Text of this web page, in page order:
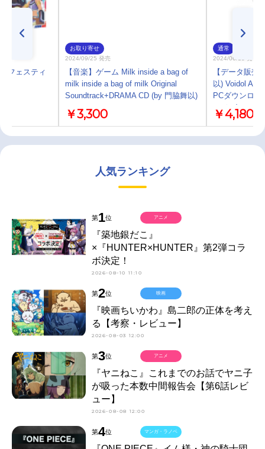
フェスティ
お取り寄せ
2024/09/25 発売
【音楽】ゲーム Milk inside a bag of
milk inside a bag of milk Original
Soundtrack+DRAMA CD (by 門脇舞以)
￥3,300
通常
2024/06/13 発売
【データ販売
以) Voidol AI
PCダウンロ
ロジー)
￥4,180
人気ランキング
第1位
『築地銀だこ』
×『HUNTER×HUNTER』第2弾コラ
ボ決定！
2026-08-10 11:10
アニメ
第2位
『映画ちいかわ』島二郎の正体を考え
る【考察・レビュー】
2026-08-03 12:00
映画
第3位
『ヤニねこ』これまでのお話でヤニ子
が吸った本数中間報告会【第6話レビ
ュー】
2026-08-08 12:00
アニメ
第4位 マンガ・ラノベ